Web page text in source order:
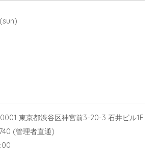
東京都渋谷区神宮前3-20-3 石井ビル1F
(管理者直通)